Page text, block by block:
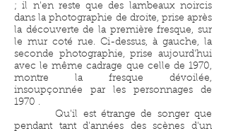
; il n'en reste que des lambeaux noircis
dans la photographie de droite, prise après
la découverte de la première fresque, sur
le mur coté rue. Ci-dessus, à gauche, la
seconde photographie, prise aujourd'hui
avec le même cadrage que celle de 1970,
montre la fresque dévoilée,
insoupçonnée par les personnages de
1970 .
Qu'il est étrange de songer que
pendant tant d'années des scènes d'un